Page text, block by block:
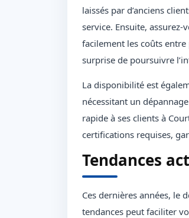
laissés par d’anciens
service. Ensuite,
facilement les coûts
surprise de poursuivre
La disponibilité est
nécessitant un
rapide à ses clients à
certifications requises,
Tendances
Ces dernières années, le
tendances peut faciliter